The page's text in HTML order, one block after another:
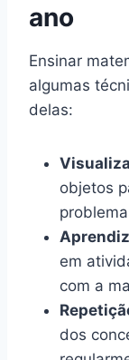
ano
Ensinar
algumas
delas:
objetos
em
com a
dos